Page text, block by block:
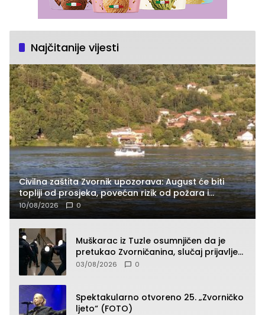
Najčitanije vijesti
Civilna zaštita Zvornik upozorava: August će biti
topliji od prosjeka, povećan rizik od požara i
nestašice vode
10/08/2026 0
Muškarac iz Tuzle osumnjičen da je
pretukao Zvorničanina, slučaj prijavljen
tužilaštvu
03/08/2026 0
Spektakularno otvoreno 25. „Zvorničko
ljeto“ (FOTO)